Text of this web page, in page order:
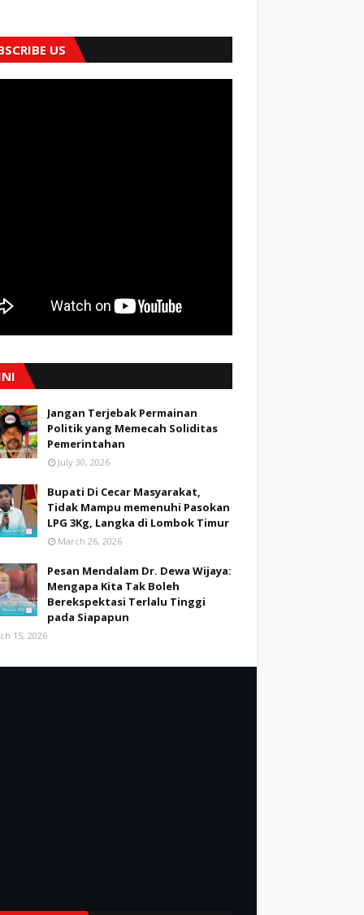
US
Jangan Terjebak Permainan
Politik yang Memecah Soliditas
Pemerintahan
July 30, 2026
Bupati Di Cecar Masyarakat,
Tidak Mampu memenuhi Pasokan
LPG 3Kg, Langka di Lombok Timur
March 26, 2026
Pesan Mendalam Dr. Dewa Wijaya:
Mengapa Kita Tak Boleh
Berekspektasi Terlalu Tinggi
pada Siapapun
15, 2026